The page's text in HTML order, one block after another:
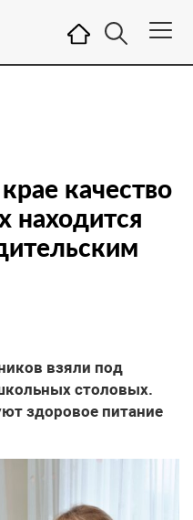
качество
находится
взяли под
столовых.
здоровое питание